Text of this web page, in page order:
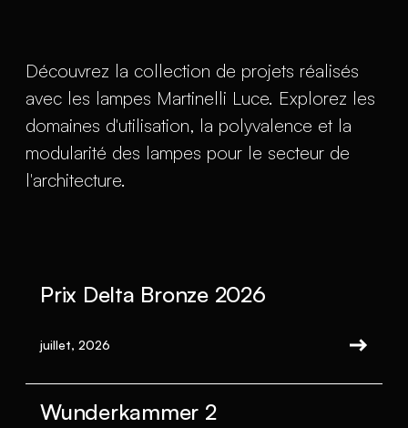
Découvrez la collection de projets réalisés
avec les lampes Martinelli Luce. Explorez les
domaines d'utilisation, la polyvalence et la
modularité des lampes pour le secteur de
l'architecture.
Prix Delta Bronze 2026
juillet, 2026
Wunderkammer 2